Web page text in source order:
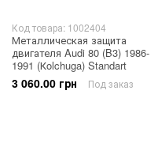
Код товара: 1002404
Металлическая защита
двигателя Audi 80 (B3) 1986-
1991 (Кolchuga) Standart
3 060.00 грн Под заказ